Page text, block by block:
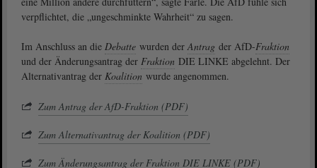
verpflichtet, die „ungeschminkte Wahrheit“ zu sagen.
Im Anschluss an die Debatte wurden derAntrag der AfD-Fraktion
und der Änderungsantrag der Fraktion DIE LINKE abgelehnt. Der
Alternativantrag der Koalition wurde angenommen.
Zum Antrag der AfD-Fraktion (PDF)
Zum Alternativantrag der Koalition (PDF)
Zum Änderungsantrag der Fraktion DIE LINKE (PDF)